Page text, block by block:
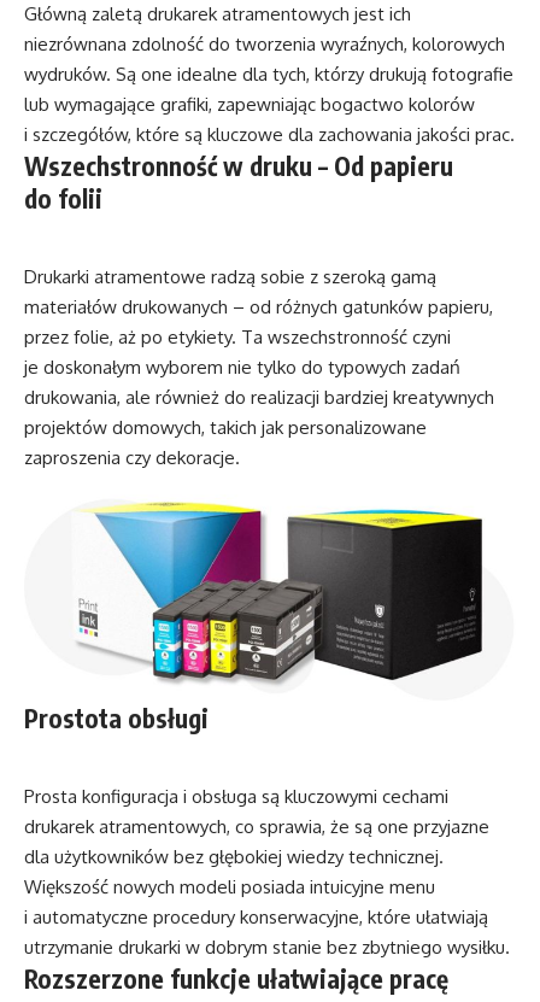
Główną zaletą drukarek atramentowych jest ich
niezrównana zdolność do tworzenia wyraźnych, kolorowych
wydruków. Są one idealne dla tych, którzy drukują fotografie
lub wymagające grafiki, zapewniając bogactwo kolorów
i szczegółów, które są kluczowe dla zachowania jakości prac.
Wszechstronność w druku – Od papieru
do folii
Drukarki atramentowe radzą sobie z szeroką gamą
materiałów drukowanych – od różnych gatunków papieru,
przez folie, aż po etykiety. Ta wszechstronność czyni
je doskonałym wyborem nie tylko do typowych zadań
drukowania, ale również do realizacji bardziej kreatywnych
projektów domowych, takich jak personalizowane
zaproszenia czy dekoracje.
Prostota obsługi
Prosta konfiguracja i obsługa są kluczowymi cechami
drukarek atramentowych, co sprawia, że są one przyjazne
dla użytkowników bez głębokiej wiedzy technicznej.
Większość nowych modeli posiada intuicyjne menu
i automatyczne procedury konserwacyjne, które ułatwiają
utrzymanie drukarki w dobrym stanie bez zbytniego wysiłku.
Rozszerzone funkcje ułatwiające pracę